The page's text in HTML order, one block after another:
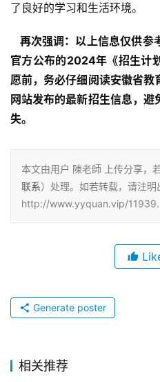
了良好的学习和生活环境。
再次强调：以上信息仅供
官方公布的2024年《招生计
愿前，务必仔细阅读安徽省
网站发布的最新招生信息，
失。
本文由用户 陳老師 上传分享，
联系）处理。如若转载，请注明
http://www.yyquan.vip/
Generate poster
相关推荐